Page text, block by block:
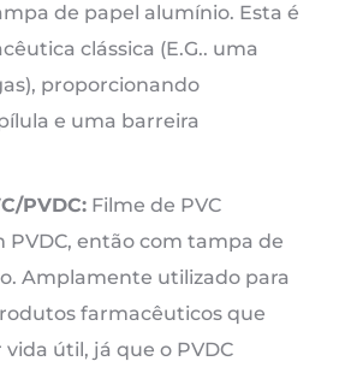
de papel alumínio. Esta é
clássica (E.G.. uma
proporcionando
e uma barreira
PVDC: Filme de PVC
PVDC, então com tampa de
Amplamente utilizado para
farmacêuticos que
útil, já que o PVDC